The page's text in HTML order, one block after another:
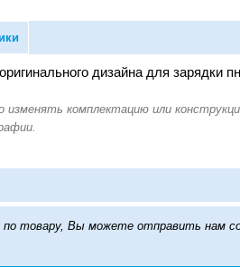
дизайна для зарядки
по товару, Вы можете отправить